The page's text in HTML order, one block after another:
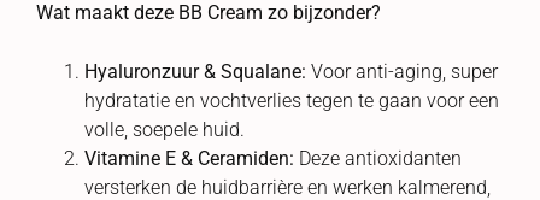
Wat maakt deze BB Cream zo bijzonder?
Hyaluronzuur & Squalane: Voor anti-aging, super
hydratatie en vochtverlies tegen te gaan voor een
volle, soepele huid.
Vitamine E & Ceramiden: Deze antioxidanten
versterken de huidbarrière en werken kalmerend,